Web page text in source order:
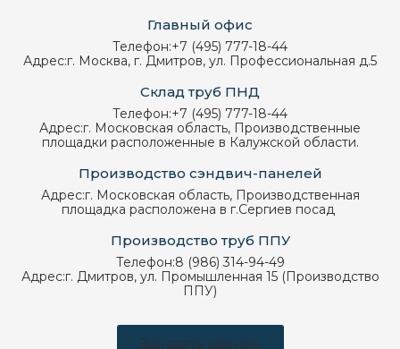
Главный офис
Телефон:+7 (495) 777-18-44
Адрес:г. Москва, г. Дмитров, ул. Профессиональная д.5
Склад труб ПНД
Телефон:+7 (495) 777-18-44
Адрес:г. Московская область, Производственные
площадки расположенные в Калужской области.
Производство сэндвич-панелей
Адрес:г. Московская область, Производственная
площадка расположена в г.Сергиев посад
Производство труб ППУ
Телефон:8 (986) 314-94-49
Адрес:г. Дмитров, ул. Промышленная 15 (Производство
ППУ)
Заказать звонок